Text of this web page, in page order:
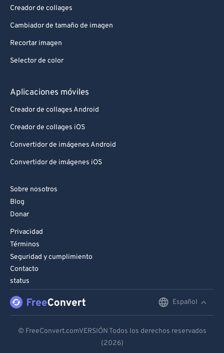
Creador de collages
Cambiador de tamaño de imagen
Recortar imagen
Selector de color
Aplicaciones móviles
Creador de collages Android
Creador de collages iOS
Convertidor de imágenes Android
Convertidor de imágenes iOS
Sobre nosotros
Blog
Donar
Privacidad
Términos
Seguridad y cumplimiento
Contacto
status
Español
Español
© FreeConvert.comVERSIÓN Todos los derechos reservados
(2026)